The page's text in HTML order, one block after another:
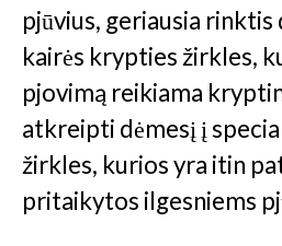
pjūvius, geriausia rinktis
kairės krypties žirkles,
pjovimą reikiama
atkreipti dėmesį į
žirkles, kurios yra itin
pritaikytos ilgesniems